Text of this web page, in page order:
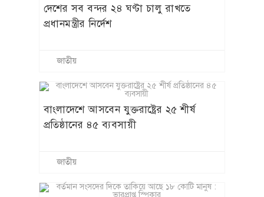
দেশের সব বন্দর ২৪ ঘণ্টা চালু রাখতে
প্রধানমন্ত্রীর নির্দেশ
জাতীয়
বাংলাদেশে আসবেন যুক্তরাষ্ট্রের ২৫ শীর্ষ
প্রতিষ্ঠানের ৪৫ ব্যবসায়ী
জাতীয়